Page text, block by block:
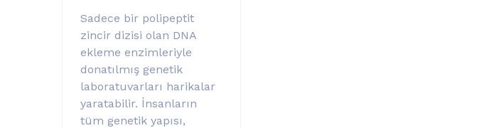
Sadece bir polipeptit
zincir dizisi olan DNA
ekleme enzimleriyle
donatılmış genetik
laboratuvarları harikalar
yaratabilir. İnsanların
tüm genetik yapısı,